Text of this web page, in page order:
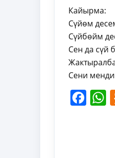
Кайырма:
Сүйөм
Сүйбөйм
Сен да сүй
Сени